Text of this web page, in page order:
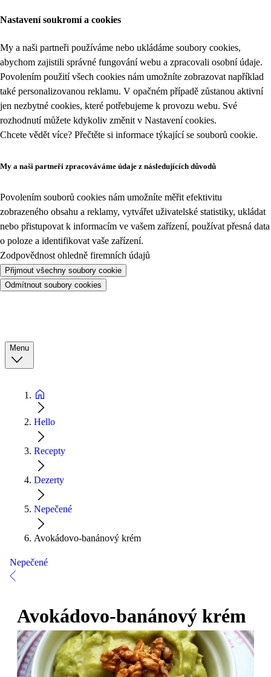
Nastavení soukromí a cookies
My a naši partneři používáme nebo ukládáme soubory cookies,
abychom zajistili správné fungování webu a zpracovali osobní údaje.
Povolením použití všech cookies nám umožníte zobrazovat například
také personalizovanou reklamu. V opačném případě zůstanou aktivní
jen nezbytné cookies, které potřebujeme k provozu webu. Své
rozhodnutí můžete kdykoliv změnit v Nastavení cookies.
Chcete vědět více? Přečtěte si informace týkající se souborů cookie.
My a naši partneři zpracováváme údaje z následujících důvodů
Povolením souborů cookies nám umožníte měřit efektivitu
zobrazeného obsahu a reklamy, vytvářet uživatelské statistiky, ukládat
nebo přistupovat k informacím ve vašem zařízení, používat přesná data
o poloze a identifikovat vaše zařízení.
Zodpovědnost ohledně firemních údajů
Přijmout všechny soubory cookie
Odmítnout soubory cookies
Menu
Hello
Recepty
Dezerty
Nepečené
Avokádovo-banánový krém
Nepečené
Avokádovo-banánový krém